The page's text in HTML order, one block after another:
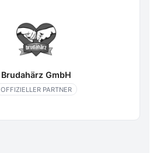
Brudahärz GmbH
OFFIZIELLER PARTNER